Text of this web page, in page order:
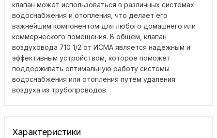
клапан может использоваться в различных системах
водоснабжения и отопления, что делает его
важнейшим компонентом для любого домашнего или
коммерческого помещения. В общем, клапан
воздуховода 710 1/2 от ИСМА является надежным и
эффективным устройством, которое поможет
поддерживать оптимальную работу системы
водоснабжения или отопления путем удаления
воздуха из трубопроводов.
Характеристики